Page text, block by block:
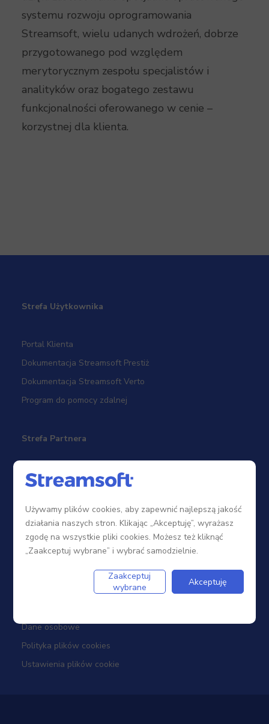
systemu rozwoju oprogramowania
Streamsoft, wielu udanych wdrożeń, dobrze
przygotowanego pod względem
merytorycznym zespołu specjalistów i
analityków oraz bogatego zestawu
funkcjonalności oferowanego w cenie –
korzystnej dla klienta.
Strefa Użytkownika
Portal Klienta
Dokumentacja Streamsoft Prestiż
Dokumentacja Streamsoft Verto
Program do pomocy zdalnej
Strefa Partnera
Sieć sprzedaży
Szkolenia
Portal Partnera
Dane osobowe
Polityka plików cookies
Ustawienia plików cookie
Używamy plików cookies, aby zapewnić najlepszą jakość
działania naszych stron. Klikając „Akceptuję”, wyrażasz
zgodę na wszystkie pliki cookies. Możesz też kliknąć
„Zaakceptuj wybrane” i wybrać samodzielnie.
Zaakceptuj
wybrane
Akceptuję